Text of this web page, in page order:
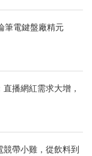
電鍵盤廠精元
播網紅需求大增，
帶小雞，從飲料到